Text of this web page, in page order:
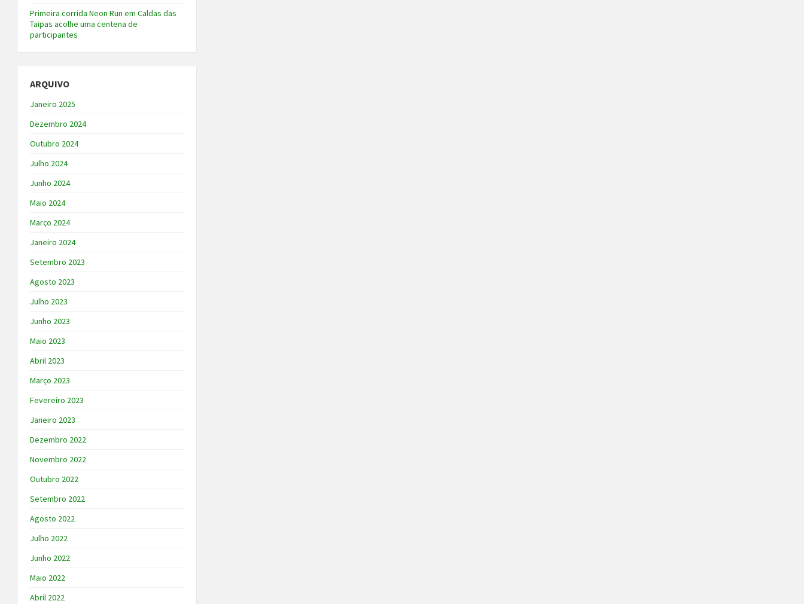
Primeira corrida Neon Run em Caldas das
Taipas acolhe uma centena de
participantes
ARQUIVO
Janeiro 2025
Dezembro 2024
Outubro 2024
Julho 2024
Junho 2024
Maio 2024
Março 2024
Janeiro 2024
Setembro 2023
Agosto 2023
Julho 2023
Junho 2023
Maio 2023
Abril 2023
Março 2023
Fevereiro 2023
Janeiro 2023
Dezembro 2022
Novembro 2022
Outubro 2022
Setembro 2022
Agosto 2022
Julho 2022
Junho 2022
Maio 2022
Abril 2022